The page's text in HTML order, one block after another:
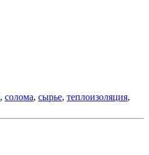
, солома, сырье, теплоизоляция,